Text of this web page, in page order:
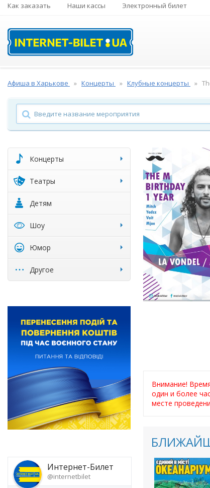
Как заказать Наши кассы Электронный билет
Афиша в Харькове Концерты Клубные концерты
Концерты
Театры
Детям
Шоу
Юмор
Другое
Интернет-Билет
@internetbilet
Внимание!
один и более
месте